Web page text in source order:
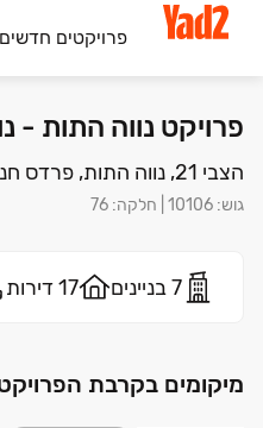
פרויקטים חדשים
פרויקט נווה התות -
הצבי 21, נווה התות, פרדס חנה כרכור
גוש:
10106 חלקה:
76
7 בניינים 17 דירות
מיקומים בקרבת